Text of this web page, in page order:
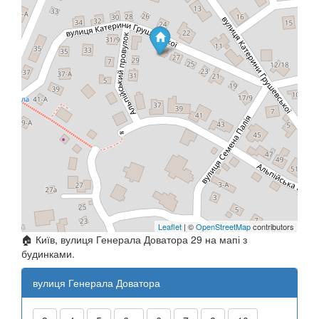
Leaflet | ©OpenStreetMapcontributors
🏠 Київ, вулиця Генерала Доватора 29 на мапі з
будинками.
вулиця Генерала Доватора